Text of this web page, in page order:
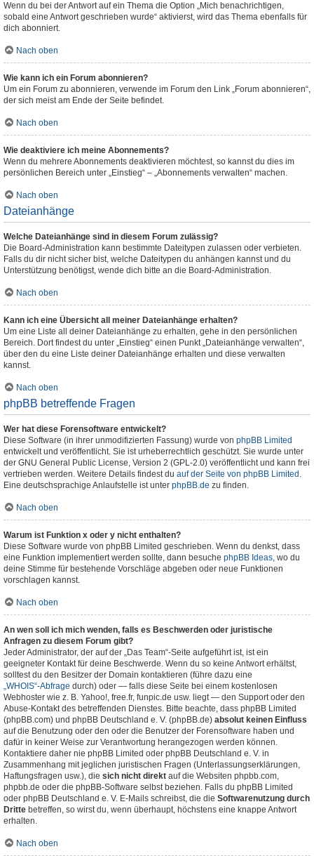
Wenn du bei der Antwort auf ein Thema die Option „Mich benachrichtigen,
sobald eine Antwort geschrieben wurde“ aktivierst, wird das Thema ebenfalls für
dich abonniert.
Nach oben
Wie kann ich ein Forum abonnieren?
Um ein Forum zu abonnieren, verwende im Forum den Link „Forum abonnieren“,
der sich meist am Ende der Seite befindet.
Nach oben
Wie deaktiviere ich meine Abonnements?
Wenn du mehrere Abonnements deaktivieren möchtest, so kannst du dies im
persönlichen Bereich unter „Einstieg“ – „Abonnements verwalten“ machen.
Nach oben
Dateianhänge
Welche Dateianhänge sind in diesem Forum zulässig?
Die Board-Administration kann bestimmte Dateitypen zulassen oder verbieten.
Falls du dir nicht sicher bist, welche Dateitypen du anhängen kannst und du
Unterstützung benötigst, wende dich bitte an die Board-Administration.
Nach oben
Kann ich eine Übersicht all meiner Dateianhänge erhalten?
Um eine Liste all deiner Dateianhänge zu erhalten, gehe in den persönlichen
Bereich. Dort findest du unter „Einstieg“ einen Punkt „Dateianhänge verwalten“,
über den du eine Liste deiner Dateianhänge erhalten und diese verwalten
kannst.
Nach oben
phpBB betreffende Fragen
Wer hat diese Forensoftware entwickelt?
Diese Software (in ihrer unmodifizierten Fassung) wurde von phpBB Limited
entwickelt und veröffentlicht. Sie ist urheberrechtlich geschützt. Sie wurde unter
der GNU General Public License, Version 2 (GPL-2.0) veröffentlicht und kann frei
vertrieben werden. Weitere Details findest du auf der Seite von phpBB Limited .
Eine deutschsprachige Anlaufstelle ist unter phpBB.de zu finden.
Nach oben
Warum ist Funktion x oder y nicht enthalten?
Diese Software wurde von phpBB Limited geschrieben. Wenn du denkst, dass
eine Funktion implementiert werden sollte, dann besuche phpBB Ideas, wo du
deine Stimme für bestehende Vorschläge abgeben oder neue Funktionen
vorschlagen kannst.
Nach oben
An wen soll ich mich wenden, falls es Beschwerden oder juristische
Anfragen zu diesem Forum gibt?
Jeder Administrator, der auf der „Das Team“-Seite aufgeführt ist, ist ein
geeigneter Kontakt für deine Beschwerde. Wenn du so keine Antwort erhältst,
solltest du den Besitzer der Domain kontaktieren (führe dazu eine
„WHOIS“-Abfrage durch) oder — falls diese Seite bei einem kostenlosen
Webhoster wie z. B. Yahoo!, free.fr, funpic.de usw. liegt — den Support oder den
Abuse-Kontakt des betreffenden Dienstes. Bitte beachte, dass phpBB Limited
(phpBB.com) und phpBB Deutschland e. V. (phpBB.de) absolut keinen Einfluss
auf die Benutzung oder den oder die Benutzer der Forensoftware haben und
dafür in keiner Weise zur Verantwortung herangezogen werden können.
Kontaktiere daher nie phpBB Limited oder phpBB Deutschland e. V. in
Zusammenhang mit jeglichen juristischen Fragen (Unterlassungserklärungen,
Haftungsfragen usw.), die sich nicht direkt auf die Websiten phpbb.com,
phpbb.de oder die phpBB-Software selbst beziehen. Falls du phpBB Limited
oder phpBB Deutschland e. V. E-Mails schreibst, die die Softwarenutzung durch
Dritte betreffen, so wirst du, wenn überhaupt, höchstens eine knappe Antwort
erhalten.
Nach oben